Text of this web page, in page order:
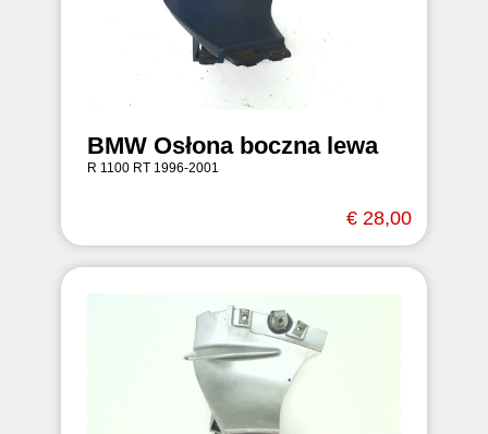
BMW Osłona boczna lewa
R 1100 RT 1996-2001
€ 28,00